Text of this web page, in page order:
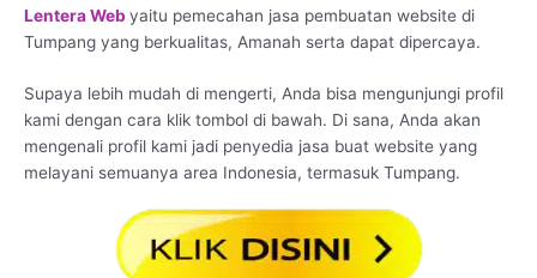
Lentera Web yaitu pemecahan jasa pembuatan website di
Tumpang yang berkualitas, Amanah serta dapat dipercaya.
Supaya lebih mudah di mengerti, Anda bisa mengunjungi profil
kami dengan cara klik tombol di bawah. Di sana, Anda akan
mengenali profil kami jadi penyedia jasa buat website yang
melayani semuanya area Indonesia, termasuk Tumpang.